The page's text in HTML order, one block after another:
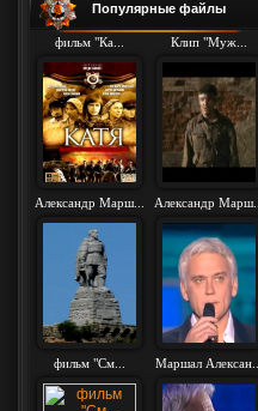
Популярные файлы
фильм "Ка... Клип "Муж...
Александр Марш... Александр Марш...
фильм "См... Маршал Алексан...